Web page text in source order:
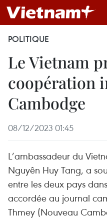
POLITIQUE
Le Vietnam
coopération
Cambodge
08/12/2023 01:45
L’ambassadeur du
Nguyên Huy Tang, a
entre les deux pays
accordée au journal
Thmey (Nouveau